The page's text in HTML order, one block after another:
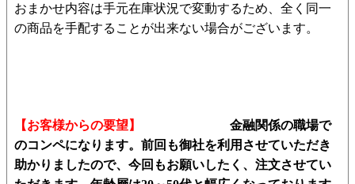
おまかせ内容は手元在庫状況で変動するため、全く同一
の商品を手配することが出来ない場合がございます。
【お客様からの要望】
金融関係の職場で
のコンペになります。前回も御社を利用させていただき
助かりましたので、今回もお願いしたく、注文させてい